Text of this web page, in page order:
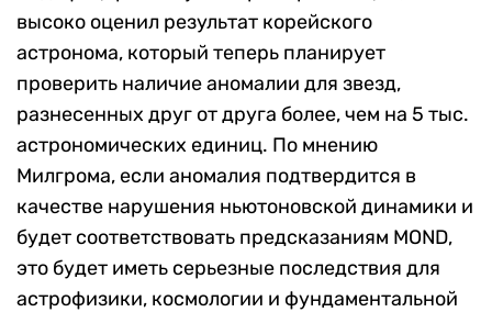
высоко оценил результат корейского
астронома, который теперь планирует
проверить наличие аномалии для звезд,
разнесенных друг от друга более, чем на 5 тыс.
астрономических единиц. По мнению
Милгрома, если аномалия подтвердится в
качестве нарушения ньютоновской динамики и
будет соответствовать предсказаниям MOND,
это будет иметь серьезные последствия для
астрофизики, космологии и фундаментальной